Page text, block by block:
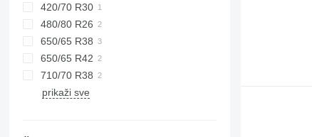
420/70 R30
480/80 R26
650/65 R38
650/65 R42
710/70 R38
prikaži sve